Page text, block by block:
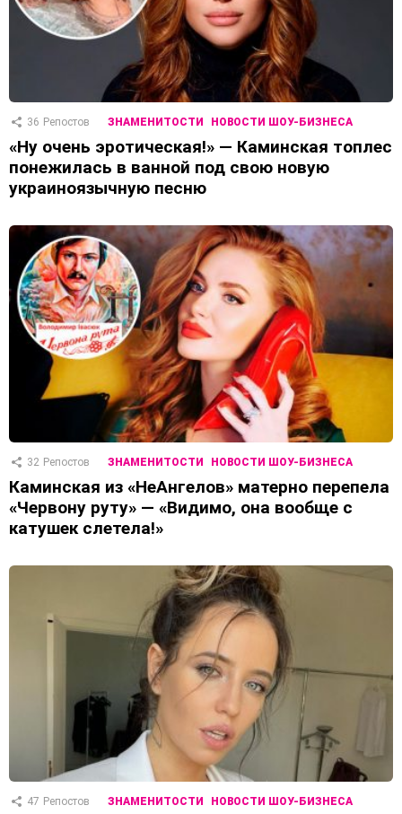
36 Репостов ЗНАМЕНИТОСТИ НОВОСТИ ШОУ-БИЗНЕСА
«Ну очень эротическая!» — Каминская топлес
понежилась в ванной под свою новую
украиноязычную песню
32 Репостов ЗНАМЕНИТОСТИ НОВОСТИ ШОУ-БИЗНЕСА
Каминская из «НеАнгелов» матерно перепела
«Червону руту» — «Видимо, она вообще с
катушек слетела!»
47 Репостов ЗНАМЕНИТОСТИ НОВОСТИ ШОУ-БИЗНЕСА